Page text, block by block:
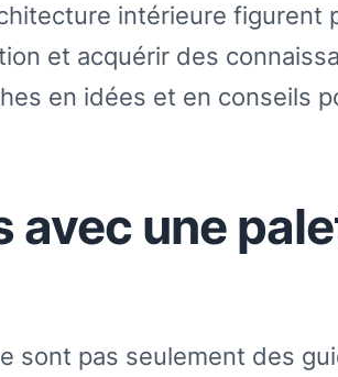
intérieure figurent
et acquérir des
en idées et en conseils
avec une
sont pas seulement des